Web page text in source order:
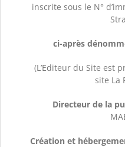
inscrite sous le N°
ci-après
(L’Editeur du Site est
site La
Directeur de la
Création et